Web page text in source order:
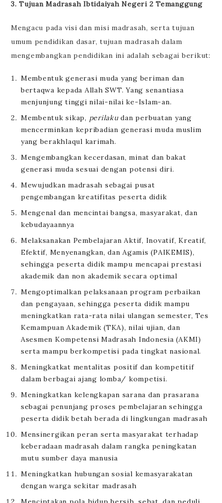
3. TujuanMadrasah Ibtidaiyah Negeri 2 Temanggung
Mengacu pada visi dan misi madrasah, serta tujuan
umum pendidikan dasar, tujuan madrasah dalam
mengembangkan pendidikan ini adalah sebagai berikut:
Membentuk generasi muda yang beriman dan
bertaqwa kepada Allah SWT. Yang senantiasa
menjunjung tinggi nilai-nilai ke-Islam-an.
Membentuk sikap, perilakudan perbuatan yang
mencerminkan kepribadian generasi muda muslim
yang berakhlaqul karimah.
Mengembangkan kecerdasan, minat dan bakat
generasi muda sesuai dengan potensi diri.
Mewujudkan madrasah sebagai pusat
pengembangan kreatifitas peserta didik
Mengenal dan mencintai bangsa, masyarakat, dan
kebudayaannya
Melaksanakan Pembelajaran Aktif, Inovatif, Kreatif,
Efektif, Menyenangkan, dan Agamis (PAIKEMIS),
sehingga peserta didik mampu mencapai prestasi
akademik dan non akademik secara optimal
Mengoptimalkan pelaksanaan program perbaikan
dan pengayaan, sehingga peserta didik mampu
meningkatkan rata-rata nilai ulangan semester, Tes
Kemampuan Akademik (TKA), nilai ujian, dan
Asesmen Kompetensi Madrasah Indonesia (AKMI)
serta mampu berkompetisi pada tingkat nasional.
Meningkatkat mentalitas positif dan kompetitif
dalam berbagai ajang lomba/ kompetisi.
Meningkatkan kelengkapan sarana dan prasarana
sebagai penunjang proses pembelajaran sehingga
peserta didik betah berada di lingkungan madrasah
Mensinergikan peran serta masyarakat terhadap
keberadaan madrasah dalam rangka peningkatan
mutu sumber daya manusia
Meningkatkan hubungan sosial kemasyarakatan
dengan warga sekitar madrasah